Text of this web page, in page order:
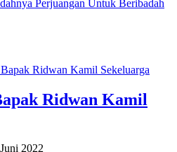
Perjuangan Untuk Beribadah
Ridwan Kamil
2022